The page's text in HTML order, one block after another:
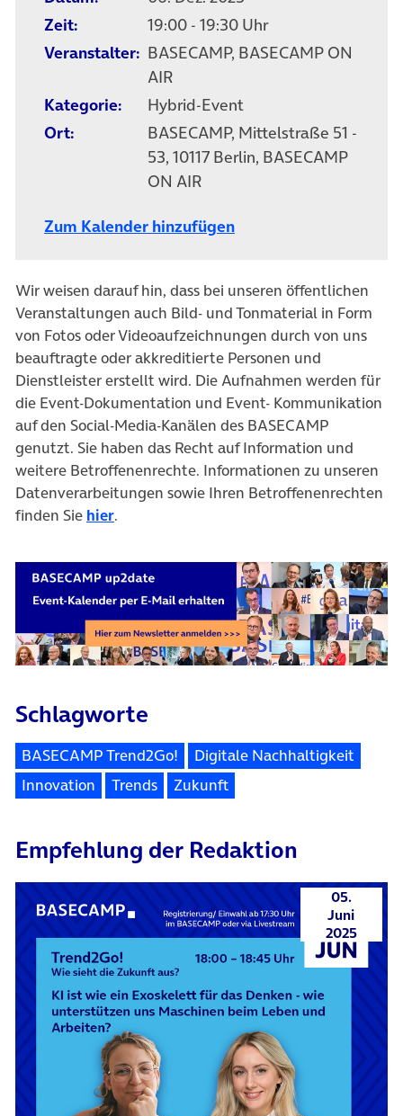
Zeit:
19:00 - 19:30 Uhr
Veranstalter: BASECAMP, BASECAMP ON
AIR
Kategorie:
Hybrid-Event
Ort:
BASECAMP, Mittelstraße 51 -
53, 10117 Berlin, BASECAMP
ON AIR
Zum Kalender hinzufügen
Wir weisen darauf hin, dass bei unseren öffentlichen
Veranstaltungen auch Bild- und Tonmaterial in Form
von Fotos oder Videoaufzeichnungen durch von uns
beauftragte oder akkreditierte Personen und
Dienstleister erstellt wird. Die Aufnahmen werden für
die Event-Dokumentation und Event- Kommunikation
auf den Social-Media-Kanälen des BASECAMP
genutzt. Sie haben das Recht auf Information und
weitere Betroffenenrechte. Informationen zu unseren
Datenverarbeitungen sowie Ihren Betroffenenrechten
finden Sie hier.
Schlagworte
BASECAMP Trend2Go!
Digitale Nachhaltigkeit
Innovation
Trends Zukunft
Empfehlung der Redaktion
05.
Juni
2025